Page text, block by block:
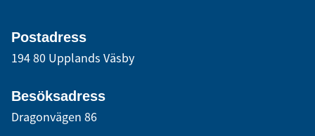
Postadress
194 80 Upplands Väsby
Besöksadress
Dragonvägen 86